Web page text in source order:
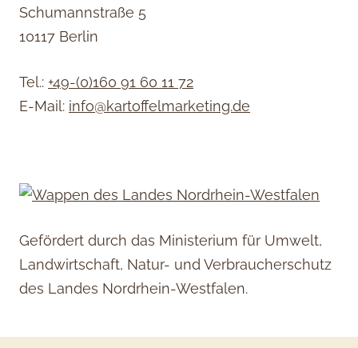
Schumannstraße 5
10117 Berlin
Tel.: +49-(0)160 91 60 11 72
E-Mail: info@kartoffelmarketing.de
Gefördert durch das Ministerium für Umwelt,
Landwirtschaft, Natur- und Verbraucherschutz
des Landes Nordrhein-Westfalen.